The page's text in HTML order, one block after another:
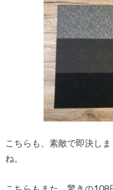
こちらも、素敵で即決し
ね。